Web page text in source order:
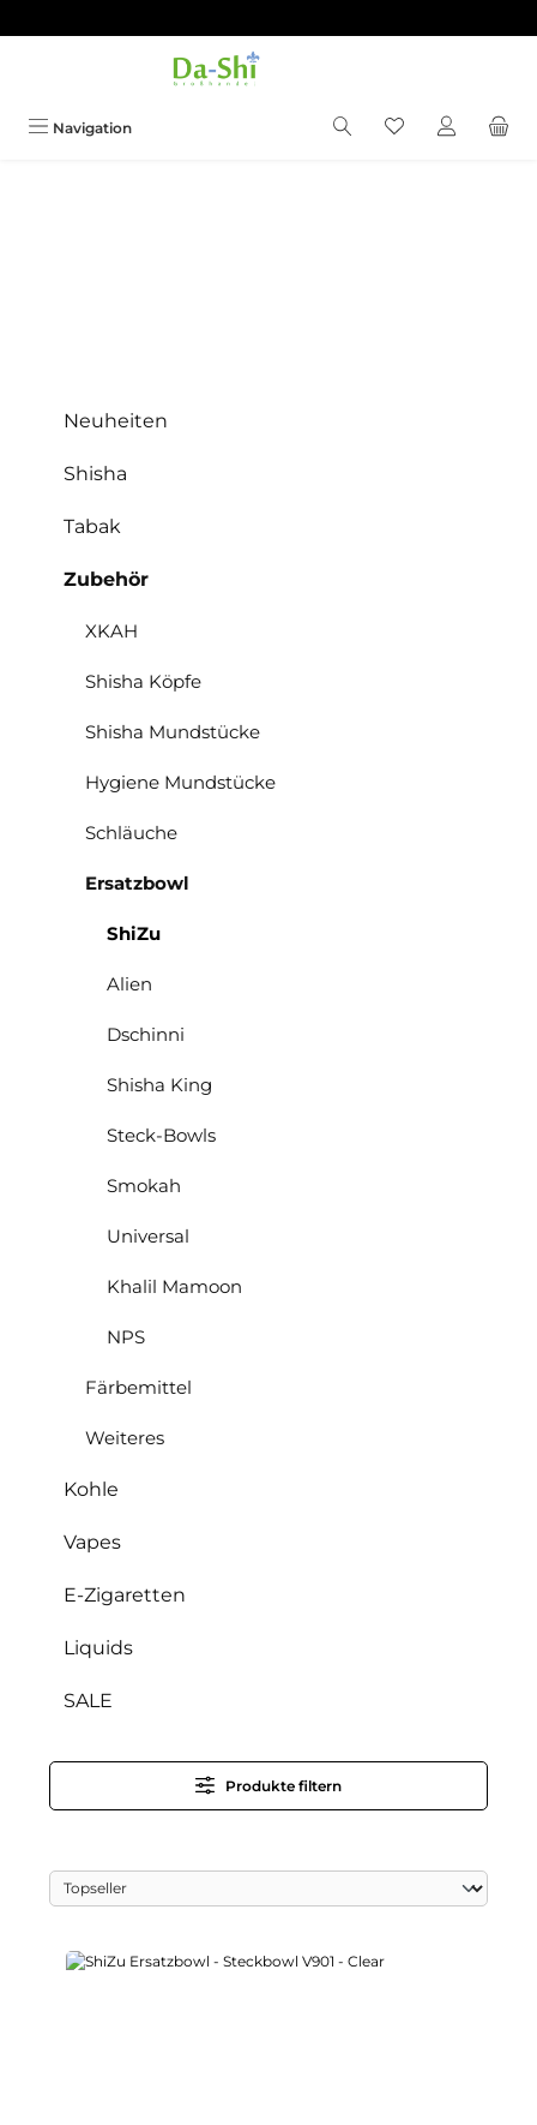
Navigation Du hast 0
Neuheiten
Shisha
Tabak
Zubehör
XKAH
Shisha Köpfe
Shisha Mundstücke
Hygiene Mundstücke
Schläuche
Ersatzbowl
ShiZu
Alien
Dschinni
Shisha King
Steck-Bowls
Smokah
Universal
Khalil Mamoon
NPS
Färbemittel
Weiteres
Kohle
Vapes
E-Zigaretten
Liquids
SALE
Produkte filtern